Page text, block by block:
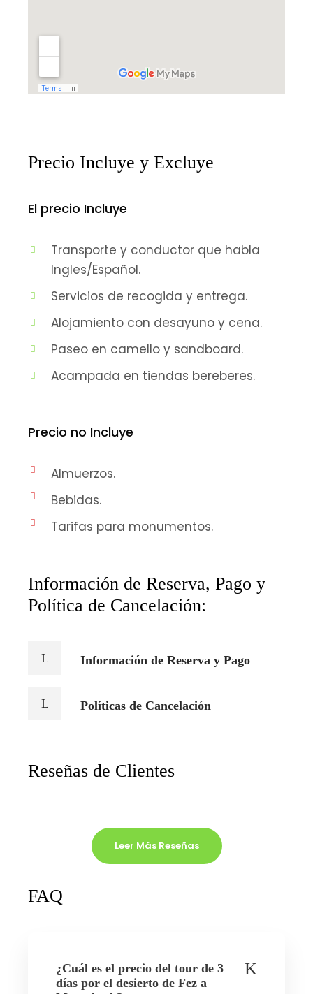
Precio Incluye y Excluye
El precio Incluye
Transporte y conductor que habla
Ingles/Español.
Servicios de recogida y entrega.
Alojamiento con desayuno y cena.
Paseo en camello y sandboard.
Acampada en tiendas bereberes.
Precio no Incluye
Almuerzos.
Bebidas.
Tarifas para monumentos.
Información de Reserva, Pago y
Política de Cancelación:
Información de Reserva y Pago
Políticas de Cancelación
Reseñas de Clientes
Leer Más Reseñas
FAQ
¿Cuál es el precio del tour de 3
días por el desierto de Fez a